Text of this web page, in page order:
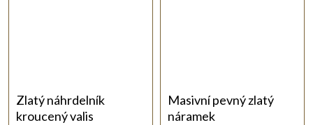
Zlatý náhrdelník
kroucený valis
Masivní pevný zlatý
náramek